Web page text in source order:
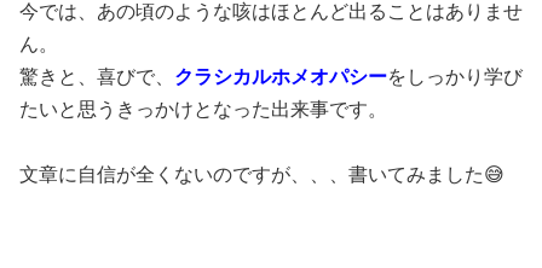
今では、あの頃のような咳はほとんど出ることはありませ
ん。
驚きと、喜びで、 クラシカルホメオパシーをしっかり学び
たいと思うきっかけとなった出来事です。
文章に自信が全くないのですが、、、書いてみました😅